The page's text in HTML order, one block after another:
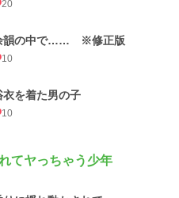
20
韻の中で…… ※修正版
10
衣を着た男の子
10
てヤっちゃう少年